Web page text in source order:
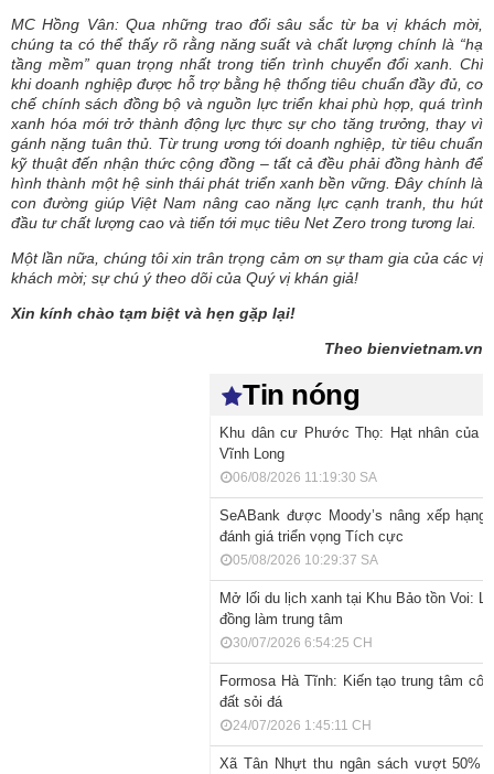
MC Hồng Vân: Qua những trao đổi sâu sắc từ ba vị khách mời,
chúng ta có thể thấy rõ rằng năng suất và chất lượng chính là “hạ
tầng mềm” quan trọng nhất trong tiến trình chuyển đổi xanh. Chỉ
khi doanh nghiệp được hỗ trợ bằng hệ thống tiêu chuẩn đầy đủ, cơ
chế chính sách đồng bộ và nguồn lực triển khai phù hợp, quá trình
xanh hóa mới trở thành động lực thực sự cho tăng trưởng, thay vì
gánh nặng tuân thủ. Từ trung ương tới doanh nghiệp, từ tiêu chuẩn
kỹ thuật đến nhận thức cộng đồng – tất cả đều phải đồng hành để
hình thành một hệ sinh thái phát triển xanh bền vững. Đây chính là
con đường giúp Việt Nam nâng cao năng lực cạnh tranh, thu hút
đầu tư chất lượng cao và tiến tới mục tiêu Net Zero trong tương lai.
Một lần nữa, chúng tôi xin trân trọng cảm ơn sự tham gia của các vị
khách mời; sự chú ý theo dõi của Quý vị khán giả!
Xin kính chào tạm biệt và hẹn gặp lại!
Theo bienvietnam.vn
Tin nóng
Khu dân cư Phước Thọ: Hạt nhân của
Vĩnh Long
06/08/2026 11:19:30 SA
SeABank được Moody’s nâng xếp
đánh giá triển vọng Tích cực
05/08/2026 10:29:37 SA
​Mở lối du lịch xanh tại Khu Bảo tồn Voi:
đồng làm trung tâm
30/07/2026 6:54:25 CH
Formosa Hà Tĩnh: Kiến tạo trung tâm
đất sỏi đá
24/07/2026 1:45:11 CH
Xã Tân Nhựt thu ngân sách vượt 50%